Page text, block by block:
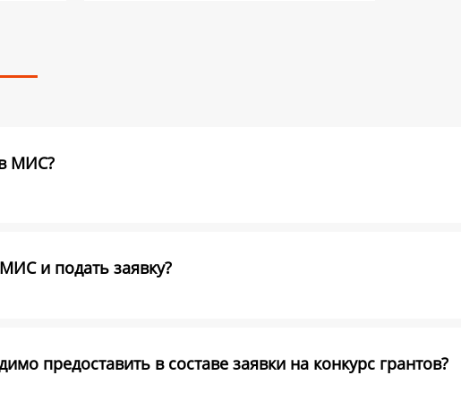
МИС?
и подать заявку?
предоставить в составе заявки на конкурс грантов?